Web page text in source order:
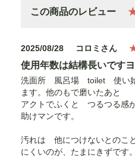
この商品のレビュー
2025/08/28 コロミさん
使用年数は結構長いです
洗面所 風呂場 toilet 使い
ます。他のもで磨いたあと
アクトでふくと つるつる
助けマンです。
汚れは 他につけないとのこ
にくいのが、たまにきずです。